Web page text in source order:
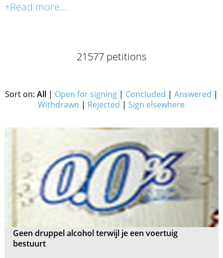
+Read more...
21577 petitions
Sort on: All| Open for signing| Concluded | Answered |
Withdrawn | Rejected |Sign elsewhere
Geen druppel alcohol terwijl je een voertuig
bestuurt